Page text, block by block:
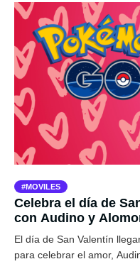
MOVILES
Celebra el día de
con Audino y
El día de San Valentín
para celebrar el amor,